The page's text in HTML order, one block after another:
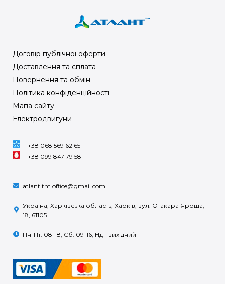
Договір публічної оферти
Доставлення та сплата
Повернення та обмін
Політика конфіденційності
Мапа сайту
Електродвигуни
+38 068 569 62 65
+38 099 847 79 58
atlant.tm.office@gmail.com
Україна, Харківська область, Харків, вул. Отакара Яроша,
18, 61105
Пн-Пт: 08-18; Сб: 09-16; Нд - вихідний